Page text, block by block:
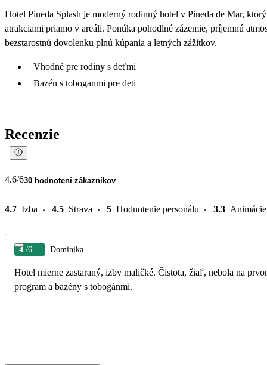
Hotel Pineda Splash je moderný rodinný hotel v Pineda de Mar,
atrakciami priamo v areáli. Ponúka pohodlné zázemie, príjemnú
bezstarostnú dovolenku plnú kúpania a letných zážitkov.
Vhodné pre rodiny s deťmi
Bazén s toboganmi pre deti
Recenzie
4.6/630 hodnotení zákazníkov
4.7 Izba 4.5 Strava 5 Hodnotenie personálu 3.3 Animácie
4 /6 Dominika
Hotel mierne zastaraný, izby maličké. Čistota, žiaľ, nebola na
program a bazény s tobogánmi.